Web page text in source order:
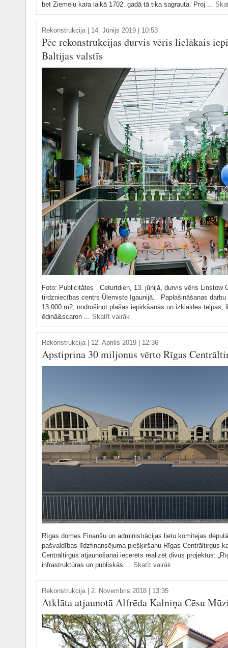
bet Ziemeļu kara laikā 1702. gadā tā tika sagrauta. Proj ...
Rekonstrukcija| 14. Jūnijs 2019 | 10:53
Pēc rekonstrukcijas durvis vēris lielākais
Baltijas valstīs
Foto: Publicitātes Ceturtdien, 13. jūnijā, durvis vēris Linstow
tirdzniecības centrs Ülemiste Igaunijā. Paplašināšanas
13 000 m2, nodrošinot plašas iepirkšanās un izklaides telpas,
ēdinā&scaron ... Skatīt vairāk
Rekonstrukcija| 12. Aprilis 2019 | 12:36
Apstiprina 30 miljonus vērto Rīgas
Rīgas domes Finanšu un administrācijas lietu komitejas
pašvaldības līdzfinansējuma piešķiršanu Rīgas Centrāltirgus
Centrāltirgus atjaunošanai iecerēts realizēt divus projektus:
infrastruktūras un publiskās ... Skatīt vairāk
Rekonstrukcija| 2. Novembris 2018 | 13:35
Atklāta atjaunotā Alfrēda Kalniņa Cēsu